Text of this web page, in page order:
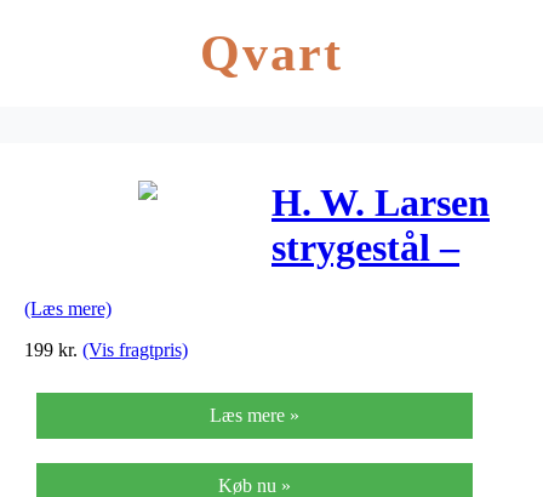
Qvart
H. W. Larsen
strygestål –
(Læs mere)
199 kr. (Vis fragtpris)
Læs mere »
Køb nu »